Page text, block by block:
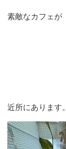
素敵なカフェが
近所にあります。